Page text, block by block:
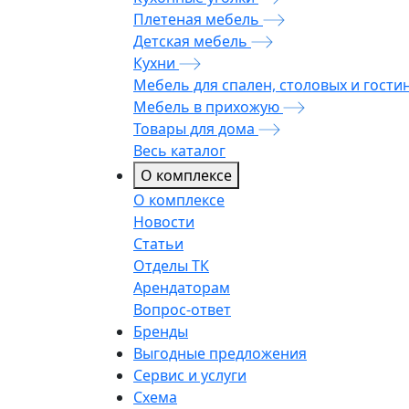
Плетеная мебель
Детская мебель
Кухни
Мебель для спален, столовых и
Мебель в прихожую
Товары для дома
Весь каталог
О комплексе
О комплексе
Новости
Статьи
Отделы ТК
Арендаторам
Вопрос-ответ
Бренды
Выгодные предложения
Сервис и услуги
Схема